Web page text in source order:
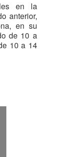
en la
anterior,
en su
de 10 a
10 a 14